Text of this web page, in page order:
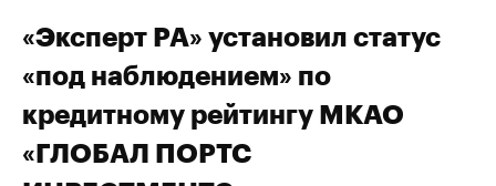
«Эксперт РА» установил статус
«под наблюдением» по
кредитному рейтингу МКАО
«ГЛОБАЛ ПОРТС